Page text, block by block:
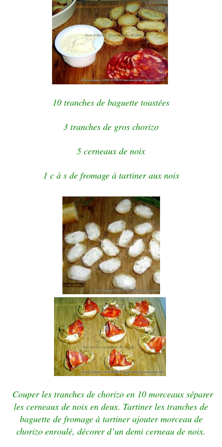
10 tranches de baguette toastées
3 tranches de gros chorizo
5 cerneaux de noix
1 c à s de fromage à tartiner aux noix
Couper les tranches de chorizo en 10 morceaux séparer
les cerneaux de noix en deux. Tartiner les tranches de
baguette de fromage à tartinerajouter morceau de
chorizo enroulé, décorer d’un demi cerneau de noix.